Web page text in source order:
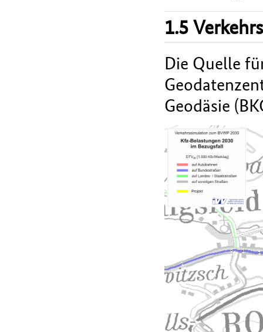
1.5
Die Quelle
Geodäsie